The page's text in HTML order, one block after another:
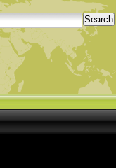
Search